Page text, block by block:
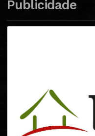
Publicidade